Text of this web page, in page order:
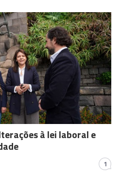
à lei laboral e
1